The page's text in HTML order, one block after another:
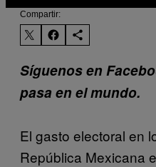
Compartir:
Síguenos en
pasa en el mundo.
El gasto electoral en
República Mexicana